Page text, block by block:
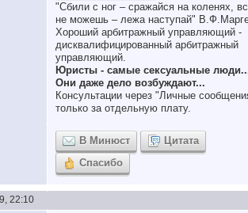
"Сбили с ног – сражайся на коленях,
не можешь – лежа наступай"
Хороший арбитражный управляющий -
дисквалифицированный арбитражный
управляющий.
Юристы - самые сексуальные
Они даже дело возбуждают...
Консультации через "Личные
только за отдельную плату.
В Минюст
Цитата
Спасибо
22:10